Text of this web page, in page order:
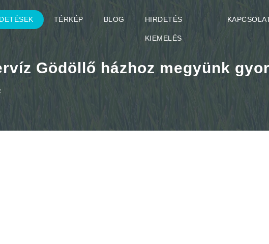
TÉRKÉP BLOG HIRDETÉS
KIEMELÉS
Gödöllő házhoz megyünk